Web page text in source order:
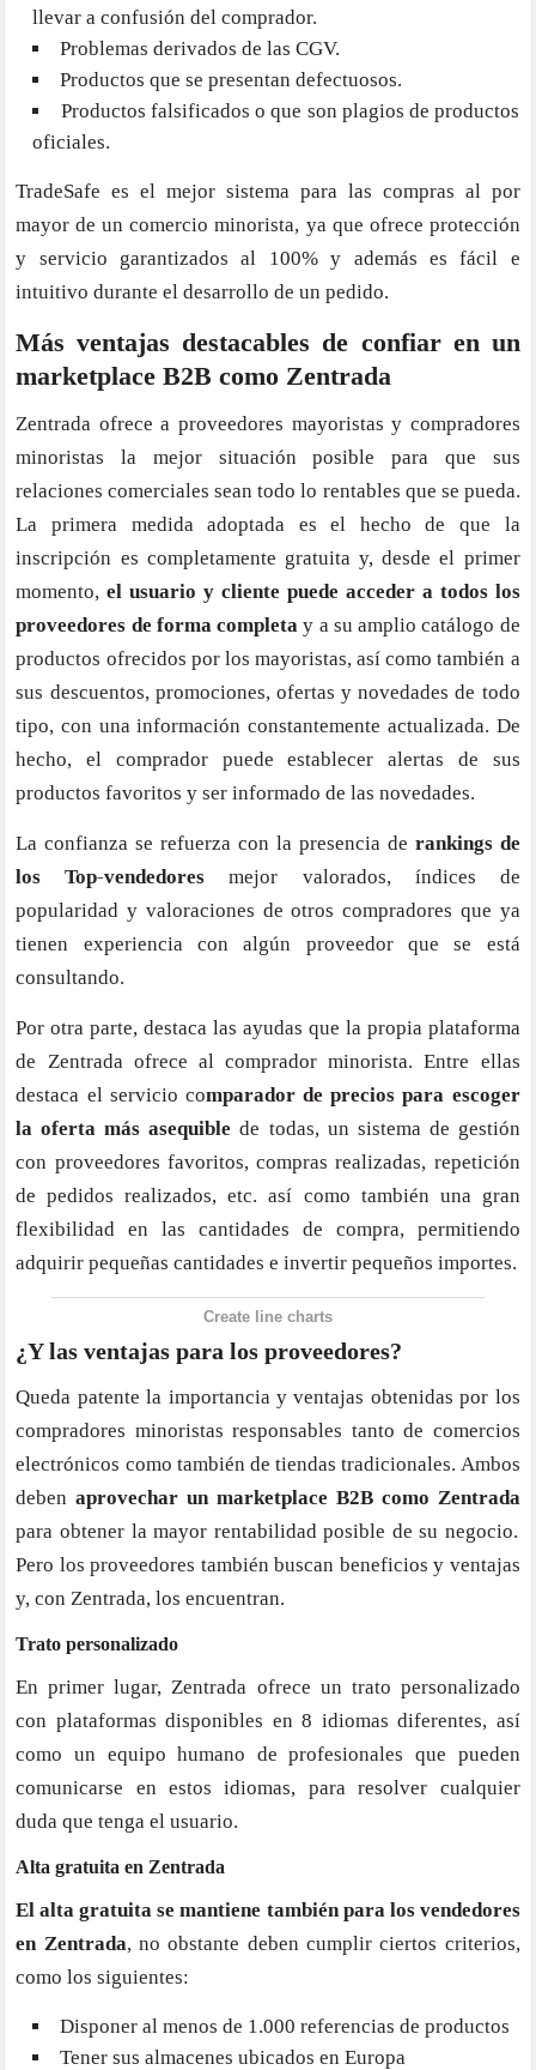
llevar a confusión del comprador.
Problemas derivados de las CGV.
Productos que se presentan defectuosos.
Productos falsificados o que son plagios de productos
oficiales.
TradeSafe es el mejor sistema para las compras al por
mayor de un comercio minorista, ya que ofrece protección
y servicio garantizados al 100% y además es fácil e
intuitivo durante el desarrollo de un pedido.
Más ventajas destacables de confiar en un
marketplace B2B como Zentrada
Zentrada ofrece a proveedores mayoristas y compradores
minoristas la mejor situación posible para que sus
relaciones comerciales sean todo lo rentables que se pueda.
La primera medida adoptada es el hecho de que la
inscripción es completamente gratuitay, desde el primer
momento,el usuario y cliente puede acceder a todos los
proveedores de forma completa y a su amplio catálogo de
productos ofrecidos por los mayoristas, así como también a
sus descuentos, promociones, ofertas y novedades de todo
tipo, con una información constantemente actualizada. De
hecho, el comprador puede establecer alertas de sus
productos favoritos y ser informado de las novedades.
La confianza se refuerza con la presencia de rankings de
los Top-vendedores mejor valorados, índices de
popularidad y valoraciones de otros compradores que ya
tienen experiencia con algún proveedor que se está
consultando.
Por otra parte, destaca las ayudas que la propia plataforma
de Zentrada ofrece al comprador minorista. Entre ellas
destaca el servicio comparador de precios para escoger
la oferta más asequible de todas, un sistema de gestión
con proveedores favoritos, compras realizadas, repetición
de pedidos realizados, etc. así como también una gran
flexibilidad en las cantidades de compra, permitiendo
adquirir pequeñas cantidades e invertir pequeños importes.
Create line charts
¿Y las ventajas para los proveedores?
Queda patente la importancia y ventajas obtenidas por los
compradores minoristas responsables tanto de comercios
electrónicos como también de tiendas tradicionales. Ambos
debenaprovechar un marketplace B2B como Zentrada
para obtener la mayor rentabilidad posible de su negocio.
Pero los proveedores también buscan beneficios y ventajas
y, con Zentrada, los encuentran.
Trato personalizado
En primer lugar, Zentrada ofrece un trato personalizado
con plataformas disponibles en 8 idiomas diferentes, así
como un equipo humano de profesionales que pueden
comunicarse en estos idiomas, para resolver cualquier
duda que tenga el usuario.
Alta gratuita en Zentrada
El alta gratuita se mantiene también para los vendedores
en Zentrada, no obstante deben cumplir ciertos criterios,
como los siguientes:
Disponer al menos de 1.000 referencias de productos
Tener sus almacenes ubicados en Europa